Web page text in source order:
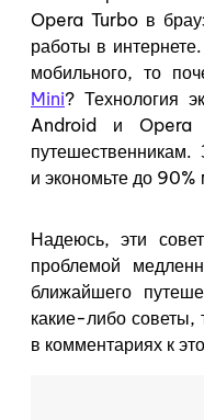
Opera Turbo в
работы в
мобильного, то
Mini? Технология
Android и
путешественникам.
и экономьте до
Надеюсь, эти
проблемой
ближайшего
какие-либо
в комментариях к